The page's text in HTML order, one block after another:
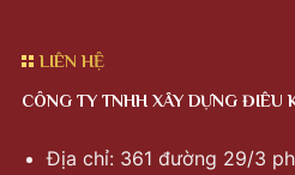
LIÊN HỆ
CÔNG TY TNHH XÂY DỰNG ĐIÊU
Địa chỉ: 361 đường 29/3